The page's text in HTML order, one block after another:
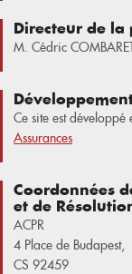
Directeur de
M. Cédric
Ce site est
Assurances
Coordonnées
et de
ACPR
4 Place de Budapest,
CS 92459